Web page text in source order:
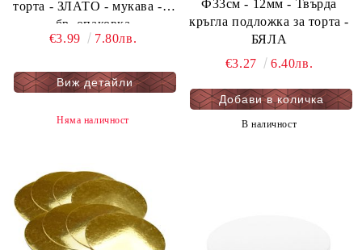
торта - ЗЛАТО - мукава - 6
бр. опаковка
€3.99
7.80лв.
Виж детайли
Няма наличност
Ф33см - 12мм - Твърда
кръгла подложка за торта -
БЯЛА
€3.27
6.40лв.
В наличност